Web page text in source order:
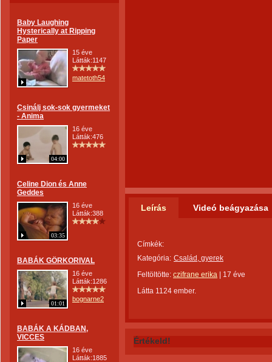
Baby Laughing
Hysterically at Ripping
Paper
15 éve
Látták:1147
matetoth54
Csinálj sok-sok gyermeket
- Anima
04:00
16 éve
Látták:476
Celine Dion és Anne
Geddes
03:35
16 éve
Látták:388
BABÁK GÖRKORIVAL
01:01
16 éve
Látták:1286
bognarne2
BABÁK A KÁDBAN,
VICCES
16 éve
Látták:1885
Leírás Videó beágyazása
Címkék:
Kategória: Család, gyerek
Feltöltötte: czifrane erika
17 éve
Látta 1124 ember.
Értékeld!